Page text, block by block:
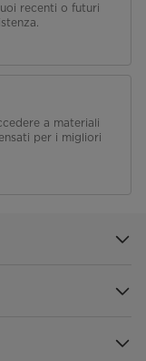
recenti o futuri
a materiali
per i migliori